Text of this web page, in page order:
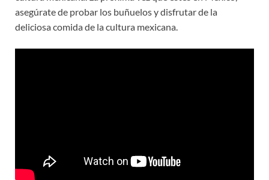
asegúrate de probar los buñuelos y disfrutar de la
deliciosa comida de la cultura mexicana.